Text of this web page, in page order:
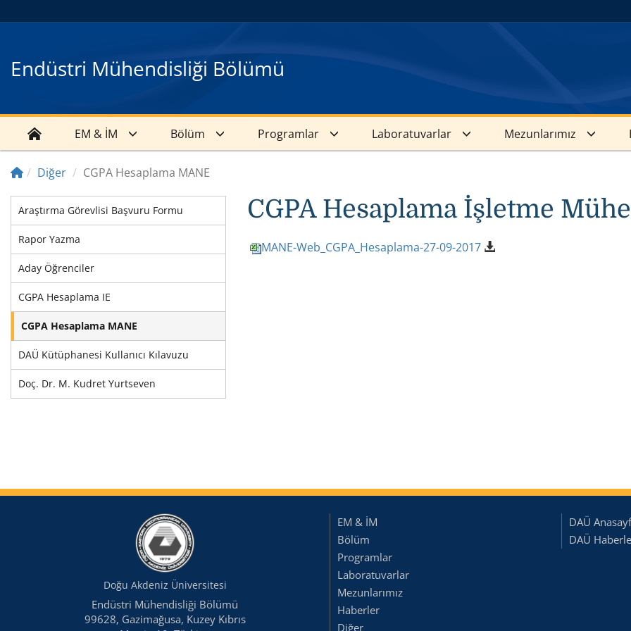
Endüstri Mühendisliği Bölümü
EM & İM Bölüm Programlar Laboratuvarlar Mezunlarımız
Diğer CGPA Hesaplama MANE
Araştırma Görevlisi Başvuru Formu
Rapor Yazma
Aday Öğrenciler
CGPA Hesaplama IE
CGPA Hesaplama MANE
DAÜ Kütüphanesi Kullanıcı Kılavuzu
Doç. Dr. M. Kudret Yurtseven
CGPA Hesaplama İşletme
MANE-Web_CGPA_Hesaplama-27-09-2017
Doğu Akdeniz Üniversitesi
Endüstri Mühendisliği Bölümü
99628, Gazimağusa, Kuzey Kıbrıs
EM & İM
Bölüm
Programlar
Laboratuvarlar
Mezunlarımız
Haberler
Diğer
DAÜ
DAÜ